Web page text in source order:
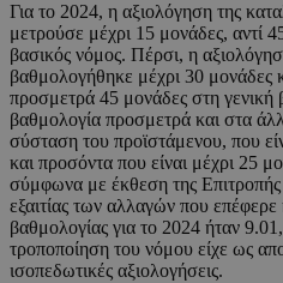
Για το 2024, η αξιολόγηση της
μετρούσε μέχρι 15 μονάδες, αντί
βασικός νόμος. Πέρσι, η
βαθμολογήθηκε μέχρι 30 μονάδες
προσμετρά 45 μονάδες στη
βαθμολογία προσμετρά και στα
σύσταση του προϊστάμενου, που
και προσόντα που είναι μέχρι 25
σύμφωνα με έκθεση της
εξαιτίας των αλλαγών που
βαθμολογίας για το 2024 ήταν
τροποποίηση του νόμου είχε ως
ισοπεδωτικές αξιολογήσεις.